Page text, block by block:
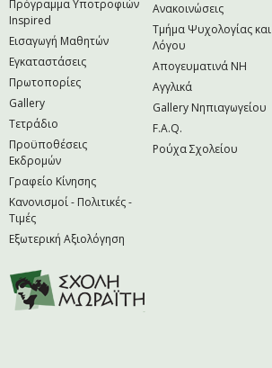
Πρόγραμμα Υποτροφιών
Inspired
Εισαγωγή Μαθητών
Εγκαταστάσεις
Πρωτοπορίες
Gallery
Τετράδιο
Προϋποθέσεις
Εκδρομών
Γραφείο Κίνησης
Κανονισμοί - Πολιτικές -
Τιμές
Εξωτερική Αξιολόγηση
Ανακοινώσεις
Τμήμα Ψυχολογίας και
Λόγου
Απογευματινά NH
Αγγλικά
Gallery Νηπιαγωγείου
F.A.Q.
Ρούχα Σχολείου